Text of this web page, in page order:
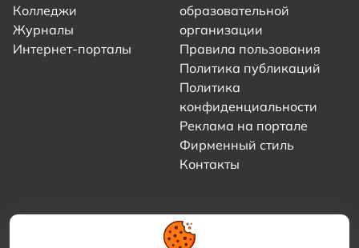
Колледжи
Журналы
Интернет-порталы
образовательной
организации
Правила пользования
Политика публикаций
Политика
конфиденциальности
Реклама на портале
Фирменный стиль
Контакты